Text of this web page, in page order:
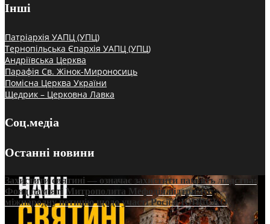
Інші
Патріархія УАПЦ (УПЦ)
Тернопільська Єпархія УАПЦ (УПЦ)
Андріївська Церква
Парафія Св. Жінок-Мироносиць
Помісна Церква України
Щедрик – Церковна Лавка
Соц.медіа
Останні новини
Захистити святині — означає захистити пам’ять людства:
Фонд пам’яті Митрополита Мефодія підтримує
міжнародну петицію щодо участі Росії в ЮНЕСКО